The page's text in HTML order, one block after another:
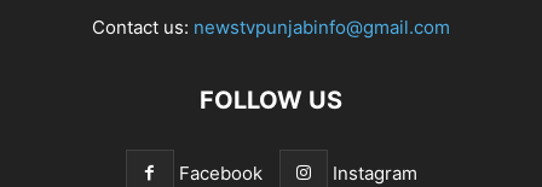
Contact us: newstvpunjabinfo@gmail.com
FOLLOW US
Facebook Instagram